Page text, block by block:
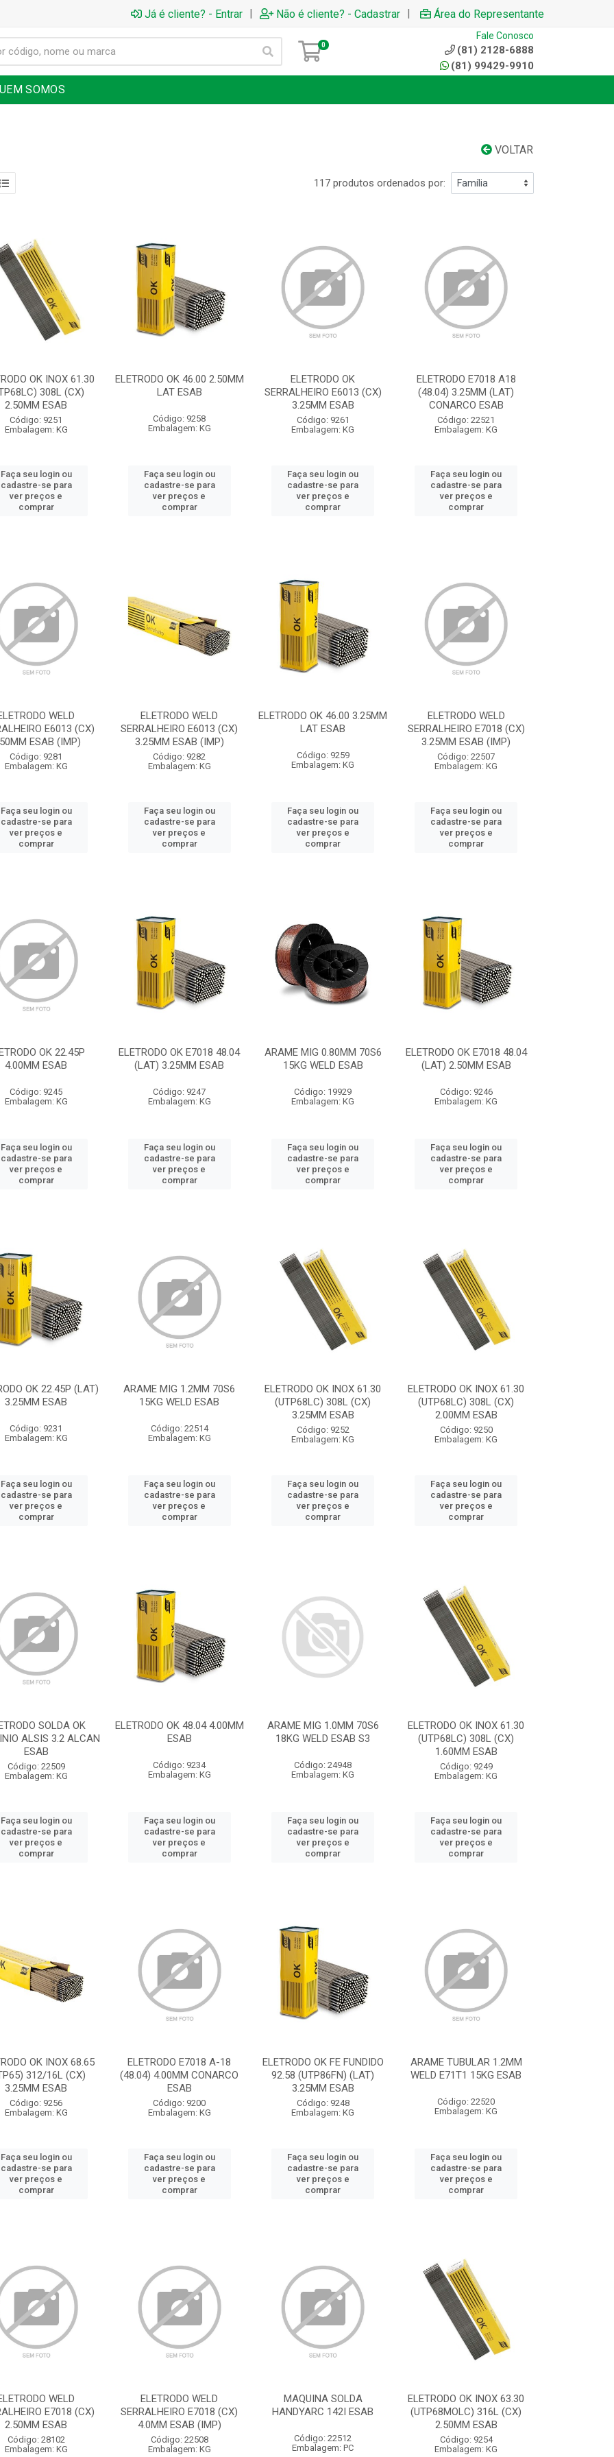
Já é cliente? - Entrar | Não é cliente? - Cadastrar | Área do Representante
0
Fale Conosco
(81) 2128-6888
(81) 99429-9910
SOMOS
VOLTAR
117 produtos ordenados por:
OK INOX 61.30
308L (CX)
2.50MM ESAB
Código: 9251
Embalagem: KG
Faça seu login ou
cadastre-se para
ver preços e
comprar
ELETRODO OK 46.00 2.50MM
LAT ESAB
Código: 9258
Embalagem: KG
Faça seu login ou
cadastre-se para
ver preços e
comprar
ELETRODO OK
SERRALHEIRO E6013 (CX)
3.25MM ESAB
Código: 9261
Embalagem: KG
Faça seu login ou
cadastre-se para
ver preços e
comprar
ELETRODO E7018 A18
(48.04) 3.25MM (LAT)
CONARCO ESAB
Código: 22521
Embalagem: KG
Faça seu login ou
cadastre-se para
ver preços e
comprar
WELD
E6013 (CX)
ESAB (IMP)
Código: 9281
Embalagem: KG
Faça seu login ou
cadastre-se para
ver preços e
comprar
ELETRODO WELD
SERRALHEIRO E6013 (CX)
3.25MM ESAB (IMP)
Código: 9282
Embalagem: KG
Faça seu login ou
cadastre-se para
ver preços e
comprar
ELETRODO OK 46.00 3.25MM
LAT ESAB
Código: 9259
Embalagem: KG
Faça seu login ou
cadastre-se para
ver preços e
comprar
ELETRODO WELD
SERRALHEIRO E7018 (CX)
3.25MM ESAB (IMP)
Código: 22507
Embalagem: KG
Faça seu login ou
cadastre-se para
ver preços e
comprar
OK 22.45P
4.00MM ESAB
Código: 9245
Embalagem: KG
Faça seu login ou
cadastre-se para
ver preços e
comprar
ELETRODO OK E7018 48.04
(LAT) 3.25MM ESAB
Código: 9247
Embalagem: KG
Faça seu login ou
cadastre-se para
ver preços e
comprar
ARAME MIG 0.80MM 70S6
15KG WELD ESAB
Código: 19929
Embalagem: KG
Faça seu login ou
cadastre-se para
ver preços e
comprar
ELETRODO OK E7018 48.04
(LAT) 2.50MM ESAB
Código: 9246
Embalagem: KG
Faça seu login ou
cadastre-se para
ver preços e
comprar
OK 22.45P (LAT)
3.25MM ESAB
Código: 9231
Embalagem: KG
Faça seu login ou
cadastre-se para
ver preços e
comprar
ARAME MIG 1.2MM 70S6
15KG WELD ESAB
Código: 22514
Embalagem: KG
Faça seu login ou
cadastre-se para
ver preços e
comprar
ELETRODO OK INOX 61.30
(UTP68LC) 308L (CX)
3.25MM ESAB
Código: 9252
Embalagem: KG
Faça seu login ou
cadastre-se para
ver preços e
comprar
ELETRODO OK INOX 61.30
(UTP68LC) 308L (CX)
2.00MM ESAB
Código: 9250
Embalagem: KG
Faça seu login ou
cadastre-se para
ver preços e
comprar
SOLDA OK
ALSIS 3.2 ALCAN
ESAB
Código: 22509
Embalagem: KG
Faça seu login ou
cadastre-se para
ver preços e
comprar
ELETRODO OK 48.04 4.00MM
ESAB
Código: 9234
Embalagem: KG
Faça seu login ou
cadastre-se para
ver preços e
comprar
ARAME MIG 1.0MM 70S6
18KG WELD ESAB S3
Código: 24948
Embalagem: KG
Faça seu login ou
cadastre-se para
ver preços e
comprar
ELETRODO OK INOX 61.30
(UTP68LC) 308L (CX)
1.60MM ESAB
Código: 9249
Embalagem: KG
Faça seu login ou
cadastre-se para
ver preços e
comprar
OK INOX 68.65
312/16L (CX)
3.25MM ESAB
Código: 9256
Embalagem: KG
Faça seu login ou
cadastre-se para
ver preços e
comprar
ELETRODO E7018 A-18
(48.04) 4.00MM CONARCO
ESAB
Código: 9200
Embalagem: KG
Faça seu login ou
cadastre-se para
ver preços e
comprar
ELETRODO OK FE FUNDIDO
92.58 (UTP86FN) (LAT)
3.25MM ESAB
Código: 9248
Embalagem: KG
Faça seu login ou
cadastre-se para
ver preços e
comprar
ARAME TUBULAR 1.2MM
WELD E71T1 15KG ESAB
Código: 22520
Embalagem: KG
Faça seu login ou
cadastre-se para
ver preços e
comprar
WELD
E7018 (CX)
2.50MM ESAB
Código: 28102
Embalagem: KG
ELETRODO WELD
SERRALHEIRO E7018 (CX)
4.0MM ESAB (IMP)
Código: 22508
Embalagem: KG
MAQUINA SOLDA
HANDYARC 142I ESAB
Código: 22512
Embalagem: PC
ELETRODO OK INOX 63.30
(UTP68MOLC) 316L (CX)
2.50MM ESAB
Código: 9254
Embalagem: KG